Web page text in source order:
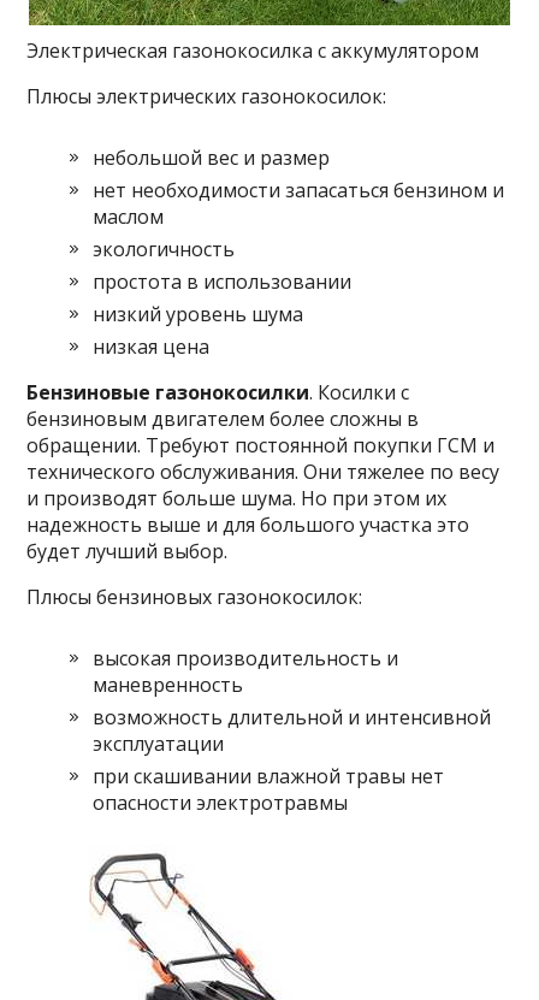
Электрическая газонокосилка с аккумулятором
Плюсы электрических газонокосилок:
небольшой вес и размер
нет необходимости запасаться бензином и
маслом
экологичность
простота в использовании
низкий уровень шума
низкая цена
Бензиновые газонокосилки. Косилки с
бензиновым двигателем более сложны в
обращении. Требуют постоянной покупки ГСМ и
технического обслуживания. Они тяжелее по весу
и производят больше шума. Но при этом их
надежность выше и для большого участка это
будет лучший выбор.
Плюсы бензиновых газонокосилок:
высокая производительность и
маневренность
возможность длительной и интенсивной
эксплуатации
при скашивании влажной травы нет
опасности электротравмы